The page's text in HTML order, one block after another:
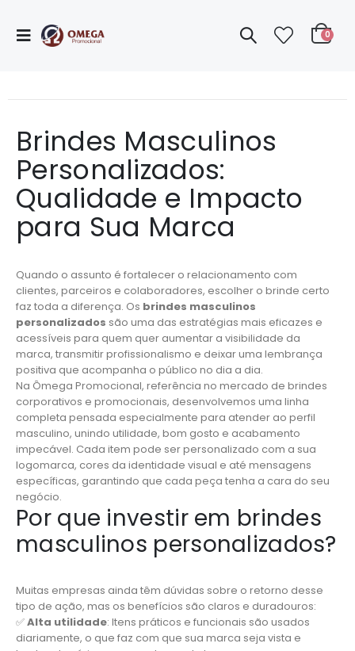
0
Brindes Masculinos
Personalizados:
Qualidade e Impacto
para Sua Marca
Quando o assunto é fortalecer o relacionamento com
clientes, parceiros e colaboradores, escolher o brinde certo
faz toda a diferença. Os brindes masculinos
personalizados são uma das estratégias mais eficazes e
acessíveis para quem quer aumentar a visibilidade da
marca, transmitir profissionalismo e deixar uma lembrança
positiva que acompanha o público no dia a dia.
Na Ômega Promocional, referência no mercado de brindes
corporativos e promocionais, desenvolvemos uma linha
completa pensada especialmente para atender ao perfil
masculino, unindo utilidade, bom gosto e acabamento
impecável. Cada item pode ser personalizado com a sua
logomarca, cores da identidade visual e até mensagens
específicas, garantindo que cada peça tenha a cara do seu
negócio.
Por que investir em brindes
masculinos personalizados?
Muitas empresas ainda têm dúvidas sobre o retorno desse
tipo de ação, mas os benefícios são claros e duradouros:
✅Alta utilidade: Itens práticos e funcionais são usados
diariamente, o que faz com que sua marca seja vista e